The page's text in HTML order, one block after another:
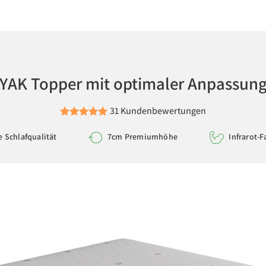
YAK Topper mit optimaler
31 Kundenbewertungen
Schlafqualität 7cm Premiumhöhe Infrarot-